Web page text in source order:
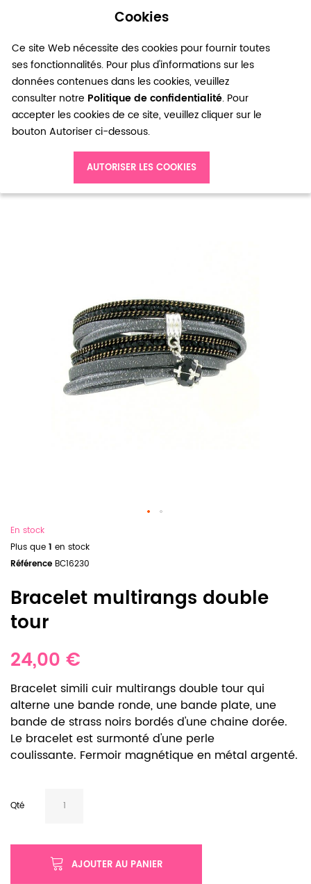
Cookies
Ce site Web nécessite des cookies pour fournir toutes
ses fonctionnalités. Pour plus d'informations sur les
données contenues dans les cookies, veuillez
consulter notre Politique de confidentialité. Pour
accepter les cookies de ce site, veuillez cliquer sur le
bouton Autoriser ci-dessous.
AUTORISER LES COOKIES
0
Bracelet multirangs double tour
En stock
Plus que 1 en stock
Référence BC16230
Bracelet multirangs double
tour
24,00 €
Bracelet simili cuir multirangs double tour qui
alterne une bande ronde, une bande plate, une
bande de strass noirs bordés d'une chaine dorée.
Le bracelet est surmonté d'une perle
coulissante. Fermoir magnétique en métal argenté.
Qté
AJOUTER AU PANIER